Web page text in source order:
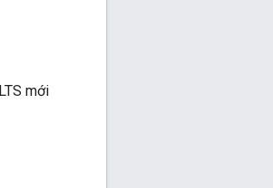
mới